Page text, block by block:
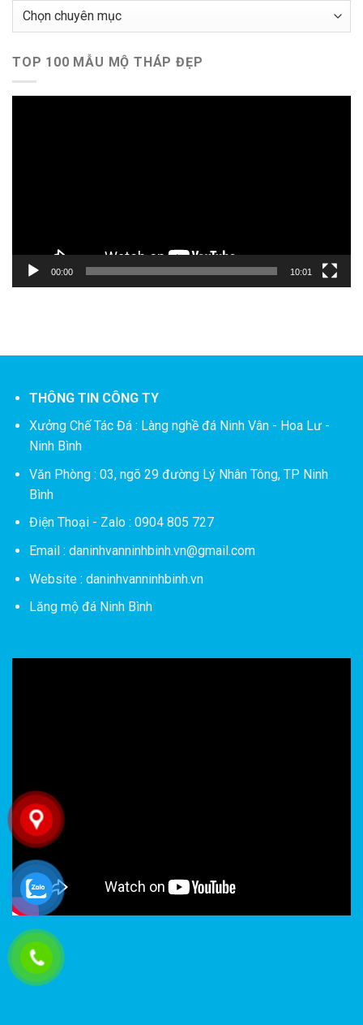
Chuyên
TOP 100 MẪU MỘ THÁP ĐẸP
00:00 10:01
THÔNG TIN CÔNG TY
Xưởng Chế Tác Đá : Làng nghề đá Ninh Vân - Hoa Lư -
Ninh Bình
Văn Phòng : 03, ngõ 29 đường Lý Nhân Tông, TP Ninh
Bình
Điện Thoại - Zalo : 0904 805 727
Email : daninhvanninhbinh.vn@gmail.com
Website : daninhvanninhbinh.vn
Lăng mộ đá Ninh Bình